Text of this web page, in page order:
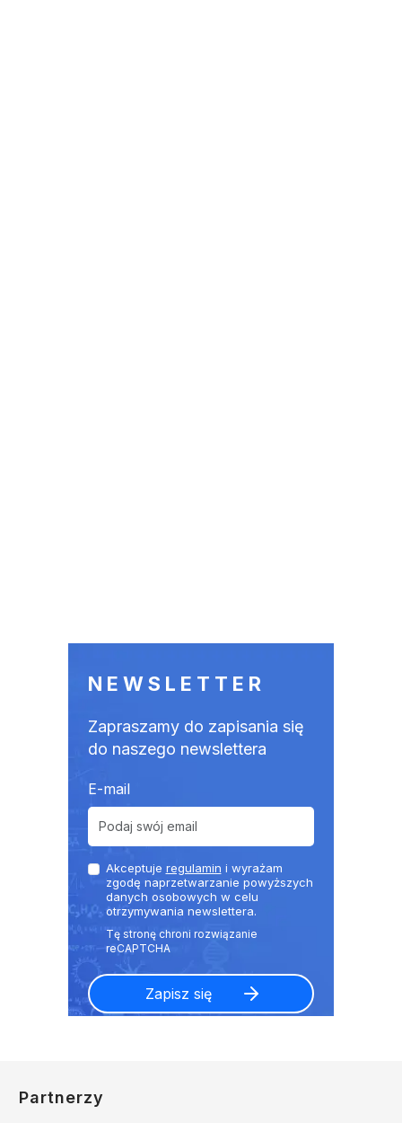
NEWSLETTER
Zapraszamy do zapisania się
do naszego newslettera
E-mail
Akceptuje regulamin i wyrażam
zgodę naprzetwarzanie powyższych
danych osobowych w celu
otrzymywania newslettera.
Partnerzy